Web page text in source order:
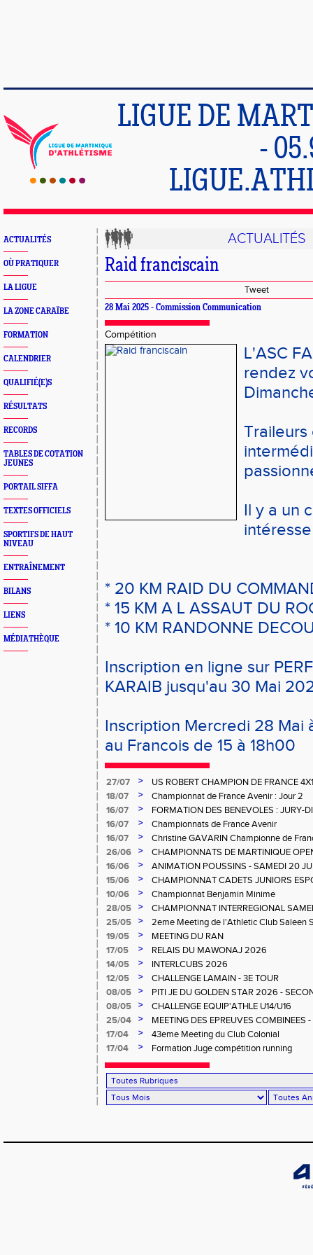
LIGUE DE
-
ACTUALITÉS
OÙ PRATIQUER
LA LIGUE
LA ZONE CARAÏBE
FORMATION
CALENDRIER
QUALIFIÉ(E)S
RÉSULTATS
RECORDS
TABLES DE COTATION
JEUNES
PORTAIL SIFFA
TEXTES OFFICIELS
SPORTIFS DE HAUT
NIVEAU
ENTRAÎNEMENT
BILANS
LIENS
MÉDIATHÈQUE
ACTUALITÉS
Raid franciscain
Tweet
28 Mai 2025 - Commission Communication
Compétition
L'ASC
rendez
Traileurs
Il y a un
intéresse
* 20 KM RAID DU
* 15 KM A L ASSAUT DU
* 10 KM RANDONNE
Inscription en ligne sur
KARAIB jusqu'au 30 Mai
Inscription Mercredi 28 Mai
au Francois de 15 à 18h00
27/07 >
US ROBERT CHAMPION DE FRANCE
18/07
>
Championnat de France Avenir : Jour 2
16/07
>
FORMATION DES BENEVOLES : JURY-
16/07
>
Championnats de France Avenir
16/07
>
Christine GAVARIN Championne de
26/06
>
CHAMPIONNATS DE MARTINIQUE
16/06
>
ANIMATION POUSSINS - SAMEDI 20
15/06
>
CHAMPIONNAT CADETS JUNIORS
10/06
>
Championnat Benjamin Minime
28/05
>
CHAMPIONNAT INTERREGIONAL
Gosier
25/05 >
2eme Meeting de l'Athletic Club Saleen
19/05
>
MEETING DU RAN
17/05
>
RELAIS DU MAWONAJ 2026
14/05
>
INTERLCUBS 2026
12/05
>
CHALLENGE LAMAIN - 3E TOUR
08/05
>
PITI JE DU GOLDEN STAR 2026 -
08/05
>
CHALLENGE EQUIP'ATHLE U14/U16
25/04
>
MEETING DES EPREUVES
Salée
17/04 >
43eme Meeting du Club Colonial
17/04
> Formation Juge compétition running